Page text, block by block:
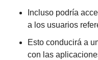
Incluso podría
a los usuarios
Esto conducirá a
con las